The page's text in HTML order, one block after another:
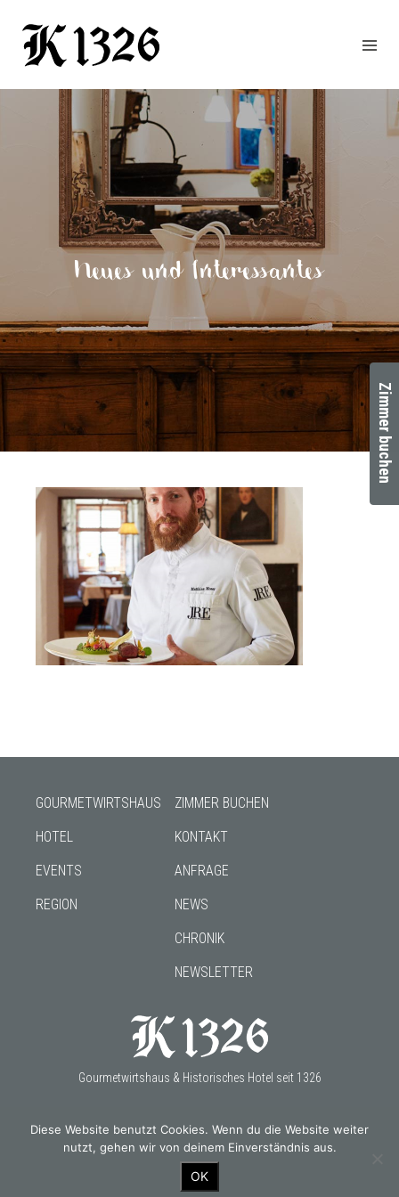
HOTEL
EVENTS
CHRONIK
Neues und Interessantes
GOURMETWIRTSHAUS
HOTEL
EVENTS
REGION
ZIMMER BUCHEN
KONTAKT
ANFRAGE
NEWS
CHRONIK
NEWSLETTER
Gourmetwirtshaus & Historisches Hotel seit 1326
Zimmer buchen
Diese Website benutzt Cookies. Wenn du die Website weiter
nutzt, gehen wir von deinem Einverständnis aus.
OK